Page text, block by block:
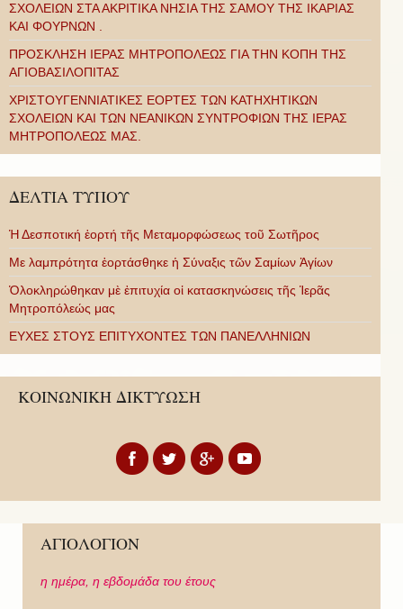
ΣΧΟΛΕΙΩΝ ΣΤΑ ΑΚΡΙΤΙΚΑ ΝΗΣΙΑ ΤΗΣ ΣΑΜΟΥ ΤΗΣ ΙΚΑΡΙΑΣ
ΚΑΙ ΦΟΥΡΝΩΝ .
ΠΡΟΣΚΛΗΣΗ ΙΕΡΑΣ ΜΗΤΡΟΠΟΛΕΩΣ ΓΙΑ ΤΗΝ ΚΟΠΗ ΤΗΣ
ΑΓΙΟΒΑΣΙΛΟΠΙΤΑΣ
ΧΡΙΣΤΟΥΓΕΝΝΙΑΤΙΚΕΣ ΕΟΡΤΕΣ ΤΩΝ ΚΑΤΗΧΗΤΙΚΩΝ
ΣΧΟΛΕΙΩΝ ΚΑΙ ΤΩΝ ΝΕΑΝΙΚΩΝ ΣΥΝΤΡΟΦΙΩΝ ΤΗΣ ΙΕΡΑΣ
ΜΗΤΡΟΠΟΛΕΩΣ ΜΑΣ.
ΔΕΛΤΙΑ ΤΥΠΟΥ
Ἡ Δεσποτική ἑορτή τῆς Μεταμορφώσεως τοῦ Σωτῆρος
Με λαμπρότητα ἑορτάσθηκε ἡ Σύναξις τῶν Σαμίων Ἁγίων
Ὁλοκληρώθηκαν μὲ ἐπιτυχία οἱ κατασκηνώσεις τῆς Ἱερᾶς
Μητροπόλεώς μας
ΕΥΧΕΣ ΣΤΟΥΣ ΕΠΙΤΥΧΟΝΤΕΣ ΤΩΝ ΠΑΝΕΛΛΗΝΙΩΝ
ΚΟΙΝΩΝΙΚΗ ΔΙΚΤΥΩΣΗ
ΑΓΙΟΛΟΓΙΟΝ
η ημέρα, η εβδομάδα του έτους